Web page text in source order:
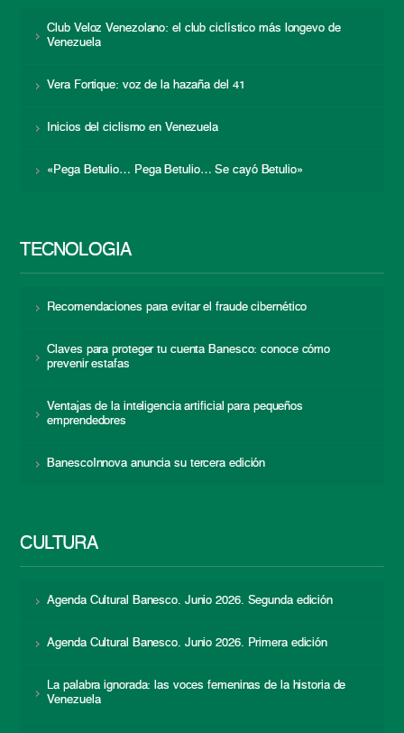
Club Veloz Venezolano: el club ciclístico más longevo de
Venezuela
Vera Fortique: voz de la hazaña del 41
Inicios del ciclismo en Venezuela
«Pega Betulio… Pega Betulio… Se cayó Betulio»
TECNOLOGÍA
Recomendaciones para evitar el fraude cibernético
Claves para proteger tu cuenta Banesco: conoce cómo
prevenir estafas
Ventajas de la inteligencia artificial para pequeños
emprendedores
BanescoInnova anuncia su tercera edición
CULTURA
Agenda Cultural Banesco. Junio 2026. Segunda edición
Agenda Cultural Banesco. Junio 2026. Primera edición
La palabra ignorada: las voces femeninas de la historia de
Venezuela